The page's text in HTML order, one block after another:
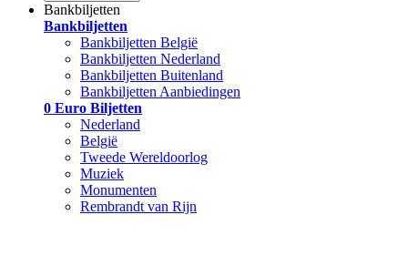
Bankbiljetten
Bankbiljetten
Bankbiljetten België
Bankbiljetten Nederland
Bankbiljetten Buitenland
Bankbiljetten Aanbiedingen
0 Euro Biljetten
Nederland
België
Tweede Wereldoorlog
Muziek
Monumenten
Rembrandt van Rijn